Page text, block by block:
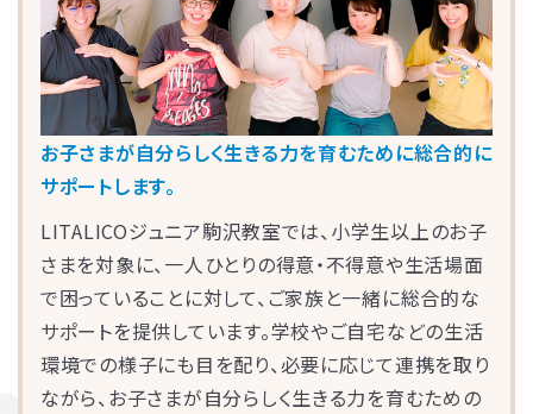
お子さまが自分らしく生きる力を育むために総合的に
サポートします。
LITALICOジュニア駒沢教室では、小学生以上のお子
さまを対象に、一人ひとりの得意・不得意や生活場面
で困っていることに対して、ご家族と一緒に総合的な
サポートを提供しています。学校やご自宅などの生活
環境での様子にも目を配り、必要に応じて連携を取り
ながら、お子さまが自分らしく生きる力を育むための
お子さまのやる気を引き出し、
保護者さまのストレス軽減に役立つ
子育ての工夫を学ぶことができます。